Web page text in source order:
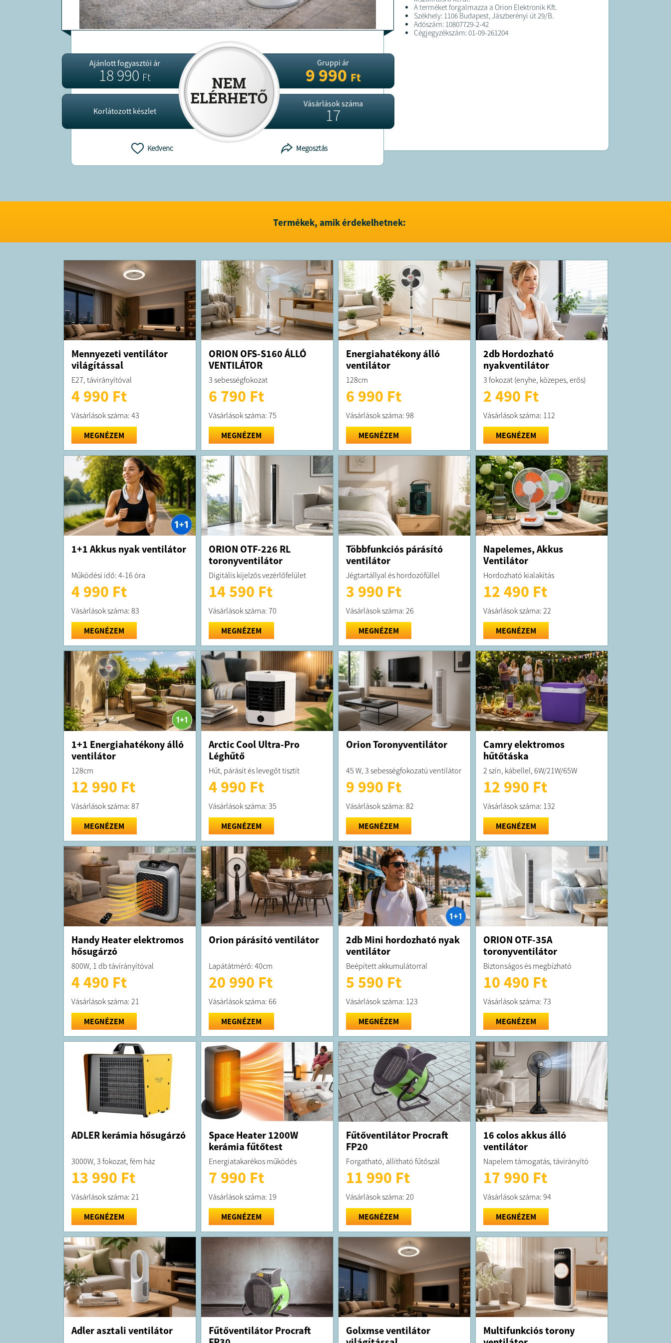
Ajánlott fogyasztói ár
18 990Ft
Korlátozott készlet
Gruppi ár
9 990Ft
Vásárlások száma
17
Kedvenc Megosztás
A terméket forgalmazza a Orion Elektronik Kft.
Székhely: 1106 Budapest, Jászberényi út 29/B.
Adószám: 10807729-2-42
Cégjegyzékszám: 01-09-261204
Termékek, amik érdekelhetnek:
Mennyezeti ventilátor
világítással
E27, távirányítóval
4 990 Ft
Vásárlások száma: 43
MEGNÉZEM
ORION OFS-S160 ÁLLÓ
VENTILÁTOR
3 sebességfokozat
6 790 Ft
Vásárlások száma: 75
MEGNÉZEM
Energiahatékony álló
ventilátor
128cm
6 990 Ft
Vásárlások száma: 98
MEGNÉZEM
2db Hordozható
nyakventilátor
3 fokozat (enyhe, közepes, erős)
2 490 Ft
Vásárlások száma: 112
MEGNÉZEM
1+1 Akkus nyak ventilátor
Működési idő: 4-16 óra
4 990 Ft
Vásárlások száma: 83
MEGNÉZEM
ORION OTF-226 RL
toronyventilátor
Digitális kijelzős vezérlőfelület
14 590 Ft
Vásárlások száma: 70
MEGNÉZEM
Többfunkciós párásító
ventilátor
Jégtartállyal és hordozófüllel
3 990 Ft
Vásárlások száma: 26
MEGNÉZEM
Napelemes, Akkus
Ventilátor
Hordozható kialakítás
12 490 Ft
Vásárlások száma: 22
MEGNÉZEM
1+1 Energiahatékony álló
ventilátor
128cm
12 990 Ft
Vásárlások száma: 87
MEGNÉZEM
Arctic Cool Ultra-Pro
Léghűtő
Hűt, párásít és levegőt tisztít
4 990 Ft
Vásárlások száma: 35
MEGNÉZEM
Orion Toronyventilátor
45 W, 3 sebességfokozatú ventilátor
9 990 Ft
Vásárlások száma: 82
MEGNÉZEM
Camry elektromos
hűtőtáska
2 szín, kábellel, 6W/21W/65W
12 990 Ft
Vásárlások száma: 132
MEGNÉZEM
Handy Heater elektromos
hősugárzó
800W, 1 db távírányítóval
4 490 Ft
Vásárlások száma: 21
MEGNÉZEM
Orion párásító ventilátor
Lapátátmérő: 40cm
20 990 Ft
Vásárlások száma: 66
MEGNÉZEM
2db Mini hordozható nyak
ventilátor
Beépített akkumulátorral
5 590 Ft
Vásárlások száma: 123
MEGNÉZEM
ORION OTF-35A
toronyventilátor
Biztonságos és megbízható
10 490 Ft
Vásárlások száma: 73
MEGNÉZEM
ADLER kerámia hősugárzó
3000W, 3 fokozat, fém ház
13 990 Ft
Vásárlások száma: 21
MEGNÉZEM
Space Heater 1200W
kerámia fűtőtest
Energiatakarékos működés
7 990 Ft
Vásárlások száma: 19
MEGNÉZEM
Fűtőventilátor Procraft
FP20
Forgatható, állítható fűtőszál
11 990 Ft
Vásárlások száma: 20
MEGNÉZEM
16 colos akkus álló
ventilátor
Napelem támogatás, távirányító
17 990 Ft
Vásárlások száma: 94
MEGNÉZEM
Adler asztali ventilátor
Fűtőventilátor Procraft
Golxmse ventilátor
Multifunkciós torony